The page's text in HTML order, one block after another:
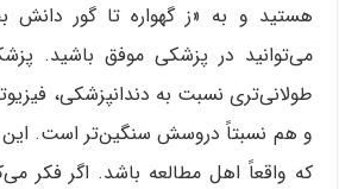
هستید و به «ز گهواره تا گور دانش
می‌توانید در پزشکی موفق باشید.
طولانی‌تری نسبت به دندانپزشکی،
و هم نسبتاً دروسش سنگین‌تر است.
که واقعاً اهل مطالعه باشد. اگر فکر